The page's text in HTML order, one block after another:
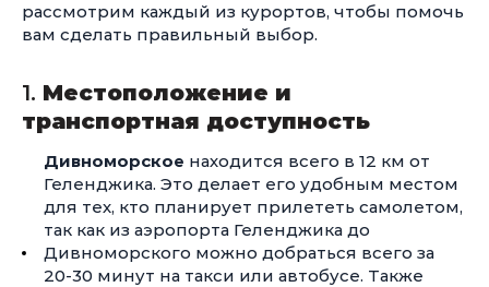
рассмотрим каждый из курортов, чтобы помочь
вам сделать правильный выбор.
1. Местоположение и
транспортная доступность
Дивноморское находится всего в 12 км от
Геленджика. Это делает его удобным местом
для тех, кто планирует прилететь самолетом,
так как из аэропорта Геленджика до
Дивноморского можно добраться всего за
20-30 минут на такси или автобусе. Также